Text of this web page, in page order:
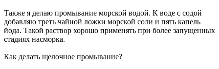
Также я делаю промывание морской водой. К воде с содой
добавляю треть чайной ложки морской соли и пять капель
йода. Такой раствор хорошо применять при более запущенных
стадиях насморка.
Как делать щелочное промывание?